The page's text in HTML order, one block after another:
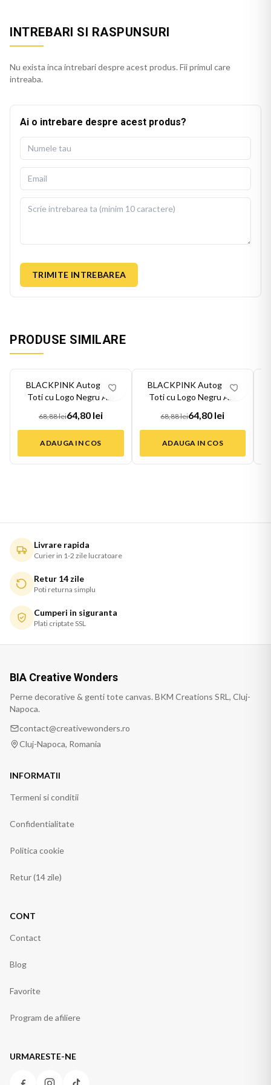
INTREBARI SI RASPUNSURI
Nu exista inca intrebari despre acest produs. Fii primul care
intreaba.
Ai o intrebare despre acest produs?
TRIMITE INTREBAREA
PRODUSE SIMILARE
%
BLACKPINK Autografe
Toti cu Logo Negru Alb
68,88 lei64,80 lei
ADAUGA IN COS
%
BLACKPINK Autografe
Toti cu Logo Negru Alb
68,88 lei64,80 lei
ADAUGA IN COS
Livrare rapida
Curier in 1-2 zile lucratoare
Retur 14 zile
Poti returna simplu
Cumperi in siguranta
Plati criptate SSL
BIA Creative Wonders
Perne decorative & genti tote canvas. BKM Creations SRL, Cluj-
Napoca.
contact@creativewonders.ro
Cluj-Napoca, Romania
INFORMATII
Termeni si conditii
Confidentialitate
Politica cookie
Retur (14 zile)
CONT
Contact
Blog
Favorite
Program de afiliere
URMARESTE-NE